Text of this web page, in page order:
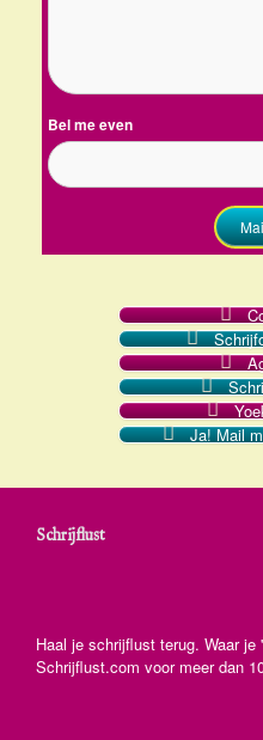
Bel me even
Ja! Mail
Schrijflust
Haal je schrijflust terug. Waar
Schrijflust.com voor meer dan